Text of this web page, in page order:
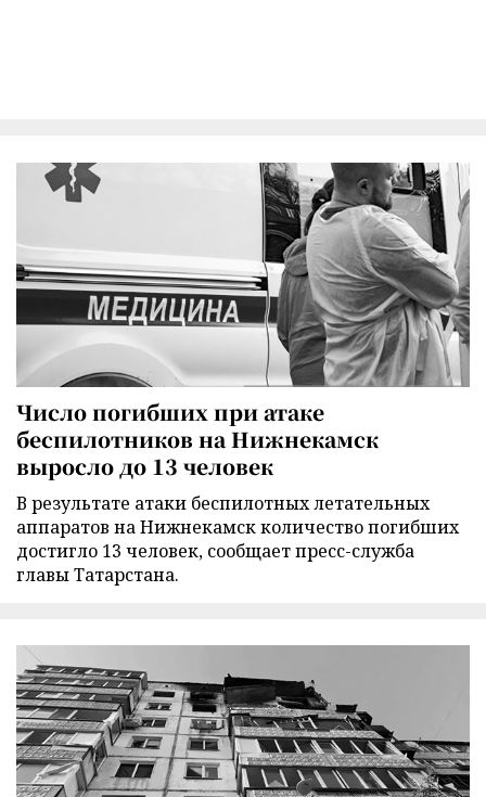
Число погибших при атаке
беспилотников на Нижнекамск
выросло до 13 человек
В результате атаки беспилотных летательных
аппаратов на Нижнекамск количество погибших
достигло 13 человек, сообщает пресс-служба
главы Татарстана.